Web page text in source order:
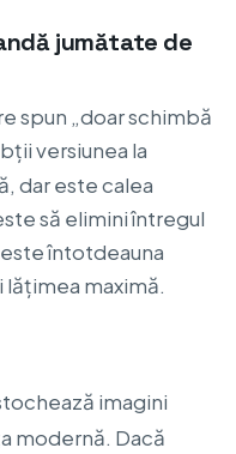
jumătate de
spun „doar schimbă
versiunea la
dar este calea
să elimini întregul
întotdeauna
maximă.
imagini
modernă. Dacă